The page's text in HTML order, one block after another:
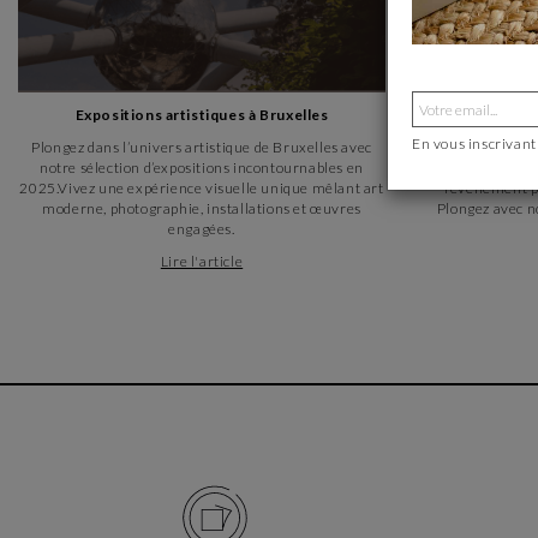
Expositions artistiques à Bruxelles
Plongez dans l’univers artistique de Bruxelles avec
notre sélection d’expositions incontournables en
2025.Vivez une expérience visuelle unique mêlant art
moderne, photographie, installations et œuvres
engagées.
Lire l'article
Salon
l’événement
Plongez avec
En vous inscrivant